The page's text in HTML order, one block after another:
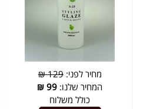
מחיר לפני:129 ₪
המחיר שלנו: 99
₪
כולל משלוח